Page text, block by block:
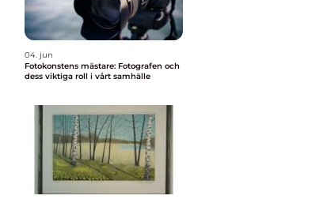
04. jun
Fotokonstens mästare: Fotografen och
dess viktiga roll i vårt samhälle